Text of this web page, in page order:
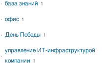
база знаний 1
офис 1
День Победы 1
управление ИТ-инфраструктурой
компании
1